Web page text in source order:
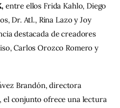
entre ellos Frida Kahlo, Diego
Dr. Atl., Rina Lazo y Joy
destacada de creadores
Carlos Orozco Romero y
Brandón, directora
el conjunto ofrece una lectura